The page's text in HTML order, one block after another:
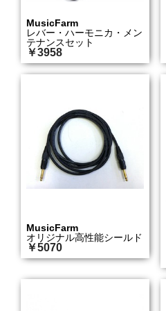
MusicFarm
レバー・ハーモニカ・メン
テナンスセット
￥3958
MusicFarm
オリジナル高性能シールド
￥5070